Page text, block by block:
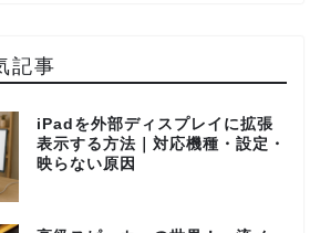
記事
iPadを外部ディスプレイに拡張
表示する方法｜対応機種・設定・
映らない原因